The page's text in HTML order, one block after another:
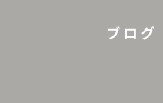
ブログ